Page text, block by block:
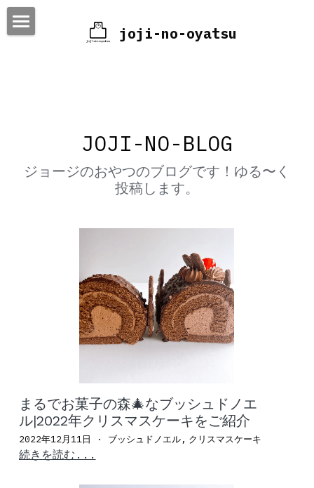
joji-no-oyatsu
JOJI-NO-BLOG
ジョージのおやつのブログです！ゆる〜く
投稿します。
まるでお菓子の森🎄なブッシュドノエ
ル|2022年クリスマスケーキをご紹介
2022年12月11日 · ブッシュドノエル, クリスマスケーキ
続きを読む...